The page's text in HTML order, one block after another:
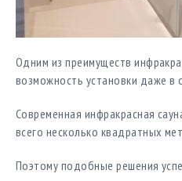
Одним из преимуществ
возможность установки даже в
Современная инфракрасная
всего несколько квадратных
Поэтому подобные решения